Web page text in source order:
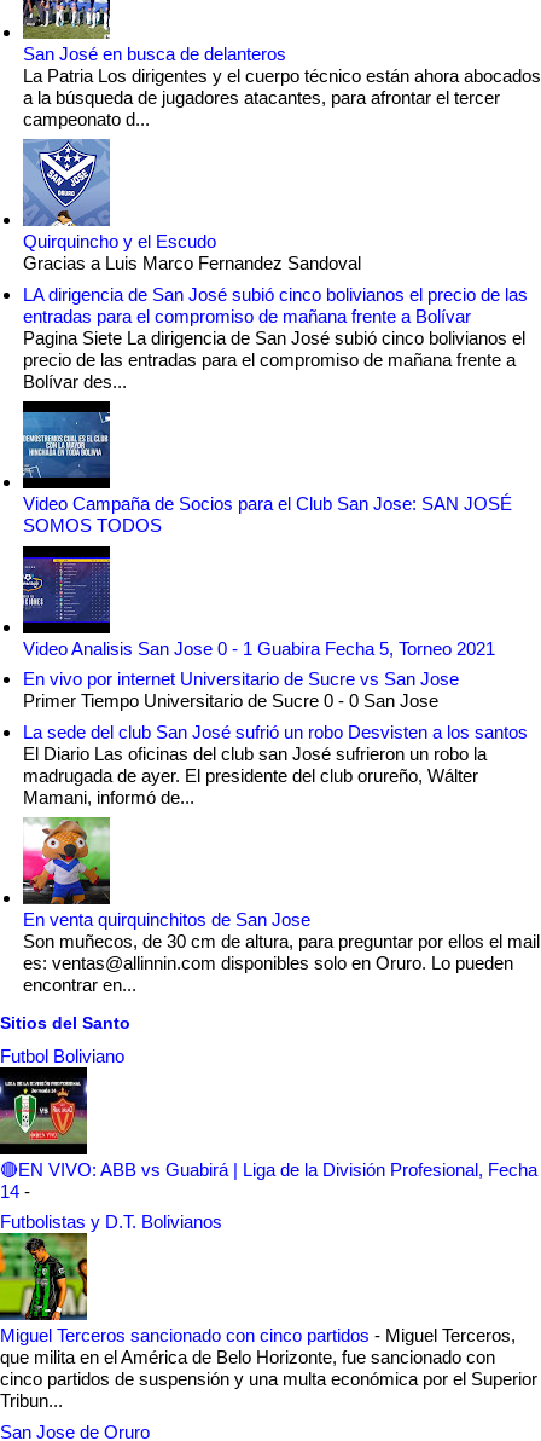
San José en busca de delanteros
La Patria Los dirigentes y el cuerpo técnico están ahora abocados
a la búsqueda de jugadores atacantes, para afrontar el tercer
campeonato d...
Quirquincho y el Escudo
Gracias a Luis Marco Fernandez Sandoval
LA dirigencia de San José subió cinco bolivianos el precio de las
entradas para el compromiso de mañana frente a Bolívar
Pagina Siete La dirigencia de San José subió cinco bolivianos el
precio de las entradas para el compromiso de mañana frente a
Bolívar des...
Video Campaña de Socios para el Club San Jose: SAN JOSÉ
SOMOS TODOS
Video Analisis San Jose 0 - 1 Guabira Fecha 5, Torneo 2021
En vivo por internet Universitario de Sucre vs San Jose
Primer Tiempo Universitario de Sucre 0 - 0 San Jose
La sede del club San José sufrió un robo Desvisten a los santos
El Diario Las oficinas del club san José sufrieron un robo la
madrugada de ayer. El presidente del club orureño, Wálter
Mamani, informó de...
En venta quirquinchitos de San Jose
Son muñecos, de 30 cm de altura, para preguntar por ellos el mail
es: ventas@allinnin.com disponibles solo en Oruro. Lo pueden
encontrar en...
Sitios del Santo
Futbol Boliviano
🔴EN VIVO: ABB vs Guabirá | Liga de la División Profesional, Fecha
14 -
Futbolistas y D.T. Bolivianos
Miguel Terceros sancionado con cinco partidos - Miguel Terceros,
que milita en el América de Belo Horizonte, fue sancionado con
cinco partidos de suspensión y una multa económica por el Superior
Tribun...
San Jose de Oruro